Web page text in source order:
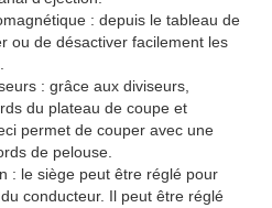
: depuis le tableau de
ou de désactiver facilement les
: grâce aux diviseurs,
du plateau de coupe et
permet de couper avec une
de pelouse.
: le siège peut être réglé pour
conducteur. Il peut être réglé